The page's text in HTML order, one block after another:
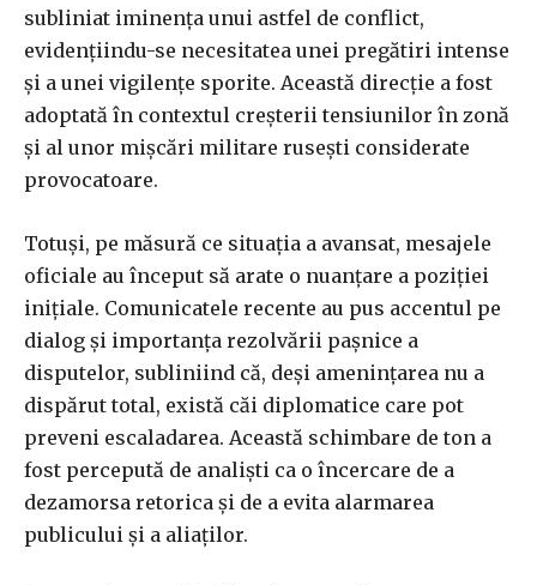
subliniat iminența unui astfel de conflict,
evidențiindu-se necesitatea unei pregătiri intense
și a unei vigilențe sporite. Această direcție a fost
adoptată în contextul creșterii tensiunilor în zonă
și al unor mișcări militare rusești considerate
provocatoare.
Totuși, pe măsură ce situația a avansat, mesajele
oficiale au început să arate o nuanțare a poziției
inițiale. Comunicatele recente au pus accentul pe
dialog și importanța rezolvării pașnice a
disputelor, subliniind că, deși amenințarea nu a
dispărut total, există căi diplomatice care pot
preveni escaladarea. Această schimbare de ton a
fost percepută de analiști ca o încercare de a
dezamorsa retorica și de a evita alarmarea
publicului și a aliaților.